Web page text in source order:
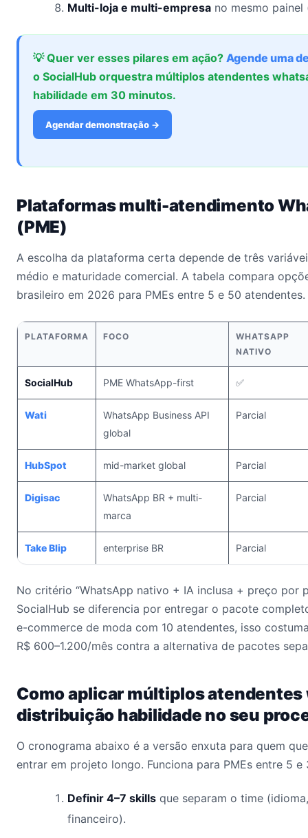
Multi-loja e multi-empresa no mesmo
💡 Quer ver esses pilares em ação? Agende uma
o SocialHub orquestra múltiplos atendentes
habilidade em 30 minutos.
Agendar demonstração →
Plataformas multi-atendimento
(PME)
A escolha da plataforma certa depende de três
médio e maturidade comercial. A tabela compara
brasileiro em 2026 para PMEs entre 5 e 50 atendentes.
PLATAFORMA FOCO
WHATSAPP
NATIVO
SocialHub PME WhatsApp-first ✅
Wati
WhatsApp Business API
global
Parcial
HubSpot mid-market global Parcial
Digisac
WhatsApp BR + multi-
marca
Parcial
Take Blip enterprise BR Parcial
No critério “WhatsApp nativo + IA inclusa + preço por
SocialHub se diferencia por entregar o pacote
e-commerce de moda com 10 atendentes, isso
R$ 600–1.200/mês contra a alternativa de pacotes
Como aplicar múltiplos
distribuição habilidade no seu
O cronograma abaixo é a versão enxuta para quem
entrar em projeto longo. Funciona para PMEs entre 5 e
Definir 4–7 skills que separam o time
financeiro).